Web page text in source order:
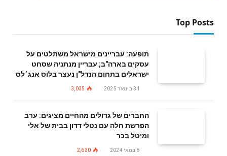
Top Posts
תופעה: עבריינים מישראל משתלטים על
עסקים בארה"ב; עבריין מנתניה שסחט
ישראלים בתחום הנדל"ן נעצר בלוס אנג׳לס
31 בינואר 2025 3,035
החברים של גדולים מהחיים מציגים: ערב
הפרשת חלה עם נטלי דדון בבית של אלי
ומיטל בכר
8 במאי 2024 2,630